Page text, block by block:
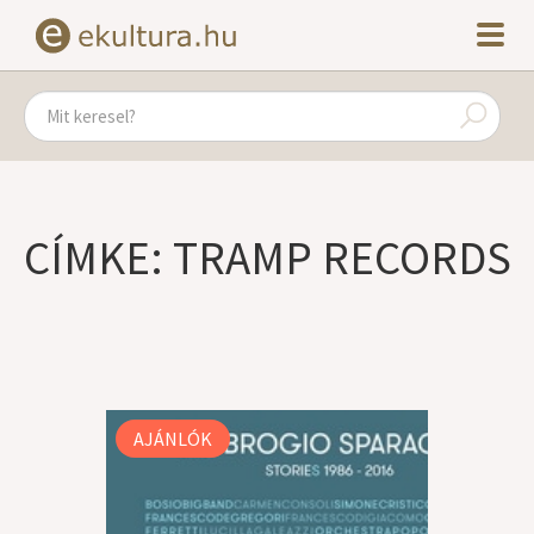
CÍMKE: TRAMP RECORDS
AJÁNLÓK